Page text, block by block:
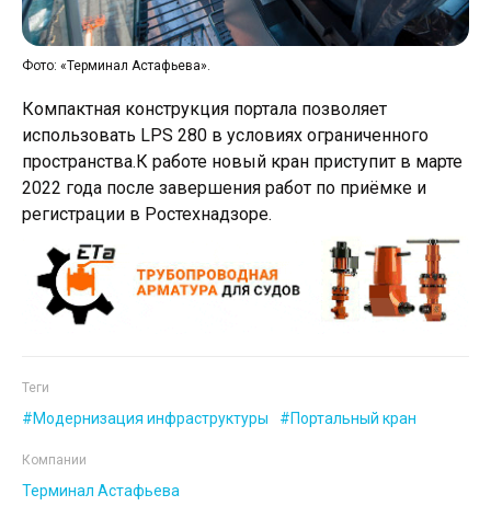
Фото: «Терминал Астафьева».
Компактная конструкция портала позволяет
использовать LPS 280 в условиях ограниченного
пространства.К работе новый кран приступит в марте
2022 года после завершения работ по приёмке и
регистрации в Ростехнадзоре.
Теги
Модернизация инфраструктуры Портальный кран
Компании
Терминал Астафьева